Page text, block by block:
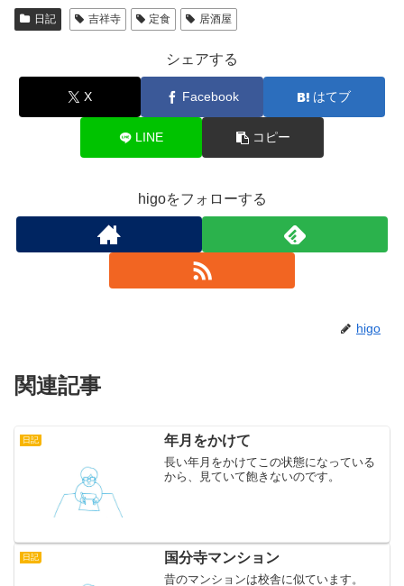
日記 吉祥寺 定食 居酒屋
シェアする
X Facebook はてブ
LINE コピー
higoをフォローする
higo
関連記事
日記 年月をかけて
長い年月をかけてこの状態になっている
から、見ていて飽きないのです。
日記 国分寺マンション
昔のマンションは校舎に似ています。